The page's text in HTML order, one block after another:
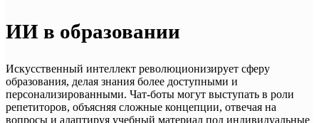
ИИ в образовании
Искусственный интеллект революционизирует сферу
образования, делая знания более доступными и
персонализированными. Чат-боты могут выступать в роли
репетиторов, объясняя сложные концепции, отвечая на
вопросы и адаптируя учебный материал под индивидуальные